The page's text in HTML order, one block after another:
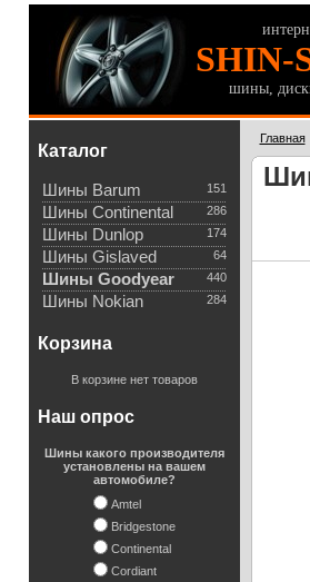
SHIN-
шины,
Каталог
151
Шины Barum
286
Шины Continental
174
Шины Dunlop
64
Шины Gislaved
440
Шины Goodyear
284
Шины Nokian
Корзина
В корзине нет товаров
Наш опрос
Шины какого производителя
установлены на вашем
автомобиле?
Amtel
Bridgestone
Continental
Cordiant
Главная